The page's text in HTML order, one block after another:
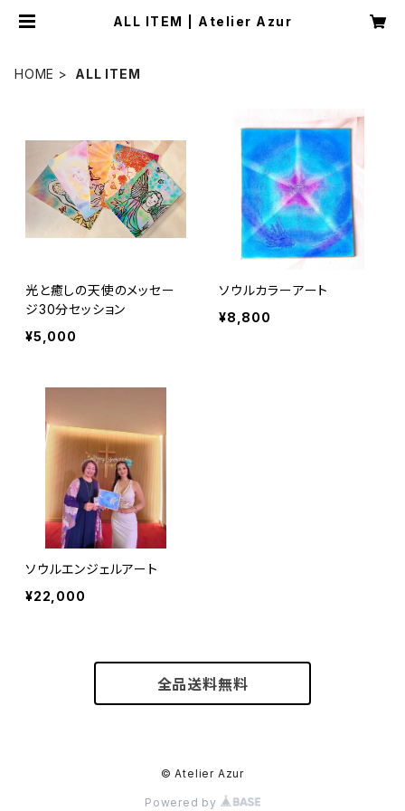
ALL ITEM | Atelier Azur
HOME ALL ITEM
光と癒しの天使のメッセー
ジ30分セッション
¥5,000
ソウルカラーアート
¥8,800
ソウルエンジェルアート
¥22,000
全品送料無料
© Atelier Azur
Powered by